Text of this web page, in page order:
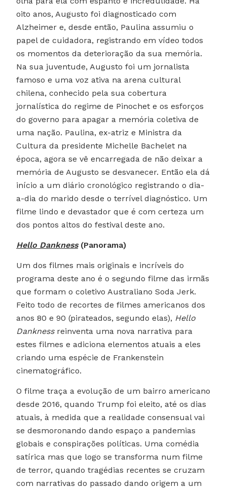
oito anos, Augusto foi diagnosticado com
Alzheimer e, desde então, Paulina assumiu o
papel de cuidadora, registrando em vídeo todos
os momentos da deterioração da sua memória.
Na sua juventude, Augusto foi um jornalista
famoso e uma voz ativa na arena cultural
chilena, conhecido pela sua cobertura
jornalística do regime de Pinochet e os esforços
do governo para apagar a memória coletiva de
uma nação. Paulina, ex-atriz e Ministra da
Cultura da presidente Michelle Bachelet na
época, agora se vê encarregada de não deixar a
memória de Augusto se desvanecer. Então ela dá
início a um diário cronológico registrando o dia-
a-dia do marido desde o terrível diagnóstico. Um
filme lindo e devastador que é com certeza um
dos pontos altos do festival deste ano.
Hello Dankness (Panorama)
Um dos filmes mais originais e incríveis do
programa deste ano é o segundo filme das irmãs
que formam o coletivo Australiano Soda Jerk.
Feito todo de recortes de filmes americanos dos
anos 80 e 90 (pirateados, segundo elas), Hello
Danknessreinventa uma nova narrativa para
estes filmes e adiciona elementos atuais a eles
criando uma espécie de Frankenstein
cinematográfico.
O filme traça a evolução de um bairro americano
desde 2016, quando Trump foi eleito, até os dias
atuais, à medida que a realidade consensual vai
se desmoronando dando espaço a pandemias
globais e conspirações políticas. Uma comédia
satírica mas que logo se transforma num filme
de terror, quando tragédias recentes se cruzam
com narrativas do passado dando origem a um